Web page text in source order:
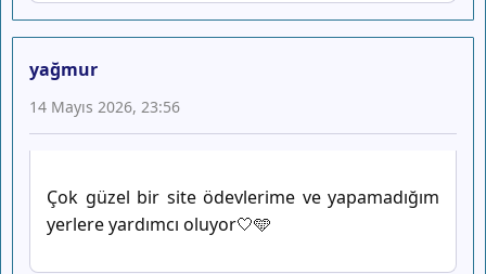
yağmur
14 Mayıs 2026, 23:56
Çok güzel bir site ödevlerime ve yapamadığım
yerlere yardımcı oluyor🤍🩵